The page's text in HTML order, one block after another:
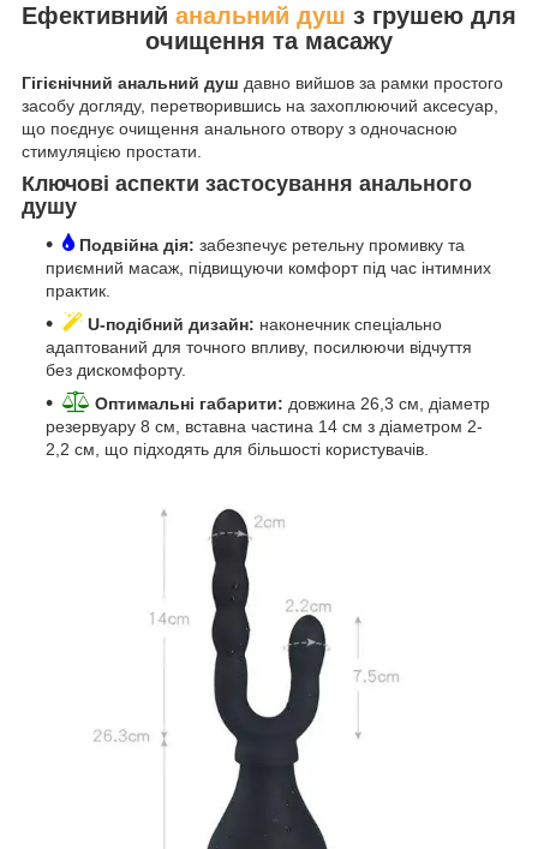
Ефективний анальний душ з грушею для
очищення та масажу
Гігієнічний анальний душ давно вийшов за рамки простого
засобу догляду, перетворившись на захоплюючий аксесуар,
що поєднує очищення анального отвору з одночасною
стимуляцією простати.
Ключові аспекти застосування анального
душу
Подвійна дія: забезпечує ретельну промивку та
приємний масаж, підвищуючи комфорт під час інтимних
практик.
U-подібний дизайн: наконечник спеціально
адаптований для точного впливу, посилюючи відчуття
без дискомфорту.
Оптимальні габарити: довжина 26,3 см, діаметр
резервуару 8 см, вставна частина 14 см з діаметром 2-
2,2 см, що підходять для більшості користувачів.